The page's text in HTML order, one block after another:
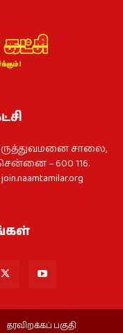
சாலை,
– 600 116.
join.naamtamilar.org
தரவிறக்கப் பகுதி